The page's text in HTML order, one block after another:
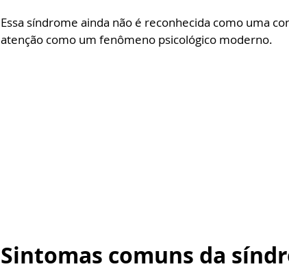
Essa síndrome ainda não é reconhecida como uma
atenção como um fenômeno psicológico moderno.
Sintomas comuns da